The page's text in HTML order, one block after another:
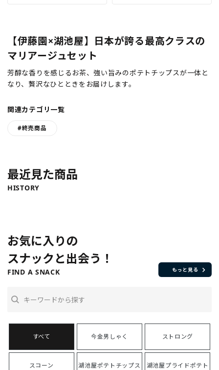
【伊藤園×湖池屋】日本が誇る最高クラスの
マリアージュセット
芳醇な香りを感じるお茶、強い旨みのポテトチップスが一体と
なり、贅沢なひとときをお届けします。
関連カテゴリ一覧
#終売商品
最近見た商品
HISTORY
お気に入りの
スナックと出会う！
FIND A SNACK もっと見る
今金男しゃく ストロング
スコーン 湖池屋ポテトチップス 湖池屋プライドポテト